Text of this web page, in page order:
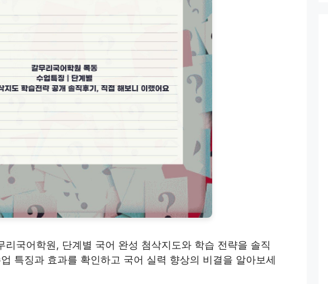
국어학원, 단계별 국어 완성 첨삭지도와 학습 전략을 솔직
특징과 효과를 확인하고 국어 실력 향상의 비결을 알아보세